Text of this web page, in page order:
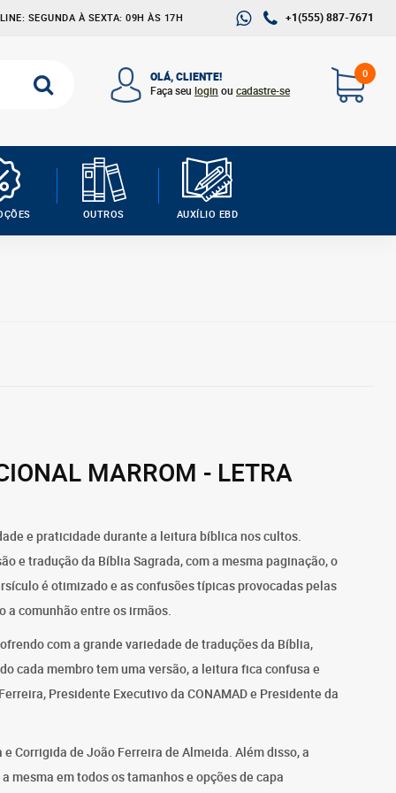
+1(555) 887-7671
SEGUNDA À SEXTA: 09H ÀS 17H
0
OLÁ, CLIENTE!
Faça seu login ou cadastre-se
OUTROS AUXÍLIO EBD
MARROM - LETRA
e praticidade durante a leitura bíblica nos cultos.
e tradução da Bíblia Sagrada, com a mesma paginação, o
é otimizado e as confusões típicas provocadas pelas
comunhão entre os irmãos.
com a grande variedade de traduções da Bíblia,
cada membro tem uma versão, a leitura fica confusa e
Presidente Executivo da CONAMAD e Presidente da
Corrigida de João Ferreira de Almeida. Além disso, a
mesma em todos os tamanhos e opções de capa